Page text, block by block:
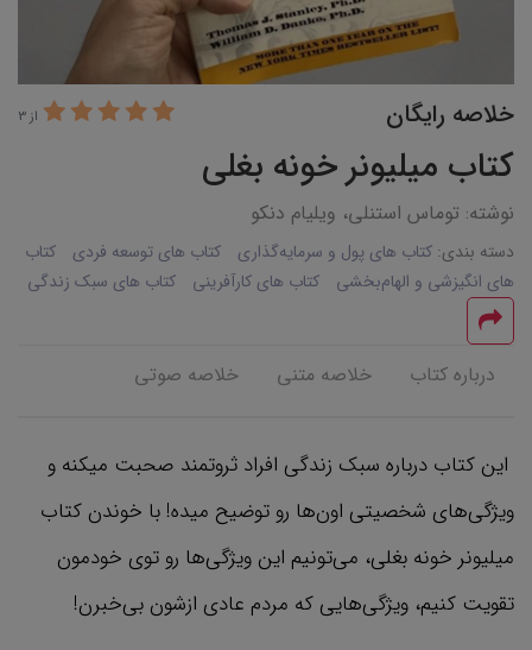
خلاصه رایگان از 3
کتاب میلیونر خونه بغلی
نوشته: توماس استنلی، ‌ویلیام دنکو
دسته بندی: کتاب های پول و سرمایه‌گذاری کتاب های توسعه فردی
کتاب
های انگیزشی و الهام‌بخشی
کتاب های کارآفرینی کتاب های سبک زندگی
درباره کتاب خلاصه متنی خلاصه صوتی
این کتاب درباره سبک زندگی افراد ثروتمند صحبت میکنه و
ویژگی‌های شخصیتی اون‌ها رو توضیح میده! با خوندن کتاب
میلیونر خونه بغلی، می‌تونیم این ویژگی‌ها رو توی خودمون
تقویت کنیم، ویژگی‌هایی که مردم عادی ازشون بی‌خبرن!